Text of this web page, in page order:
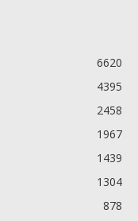
6620
4395
2458
1967
1439
1304
878